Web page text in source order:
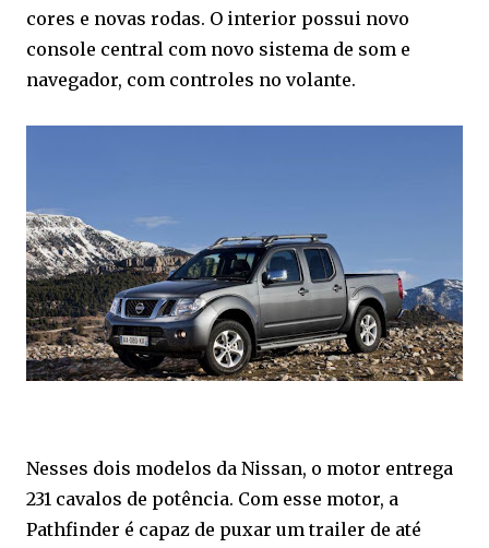
cores e novas rodas. O interior possui novo
console central com novo sistema de som e
navegador, com controles no volante.
Nesses dois modelos da Nissan, o motor entrega
231 cavalos de potência. Com esse motor, a
Pathfinder é capaz de puxar um trailer de até